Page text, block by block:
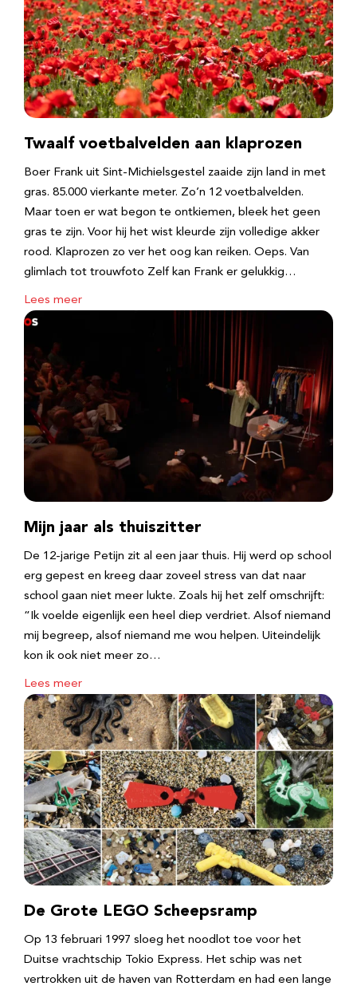
Twaalf voetbalvelden aan klaprozen
Boer Frank uit Sint-Michielsgestel zaaide zijn land in met
gras. 85.000 vierkante meter. Zo’n 12 voetbalvelden.
Maar toen er wat begon te ontkiemen, bleek het geen
gras te zijn. Voor hij het wist kleurde zijn volledige akker
rood. Klaprozen zo ver het oog kan reiken. Oeps. Van
glimlach tot trouwfoto Zelf kan Frank er gelukkig…
Lees meer
Mijn jaar als thuiszitter
De 12-jarige Petijn zit al een jaar thuis. Hij werd op school
erg gepest en kreeg daar zoveel stress van dat naar
school gaan niet meer lukte. Zoals hij het zelf omschrijft:
“Ik voelde eigenlijk een heel diep verdriet. Alsof niemand
mij begreep, alsof niemand me wou helpen. Uiteindelijk
kon ik ook niet meer zo…
Lees meer
De Grote LEGO Scheepsramp
Op 13 februari 1997 sloeg het noodlot toe voor het
Duitse vrachtschip Tokio Express. Het schip was net
vertrokken uit de haven van Rotterdam en had een lange